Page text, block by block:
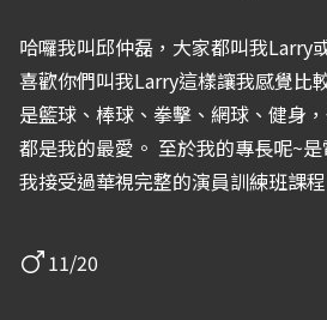
哈囉我叫邱仲磊，大家都叫我Larry
喜歡你們叫我Larry這樣讓我感覺比
是籃球、棒球、拳擊、網球、健身
都是我的最愛。 至於我的專長呢~是
我接受過華視完整的演員訓練班課
年級就開始的夢想，一直到現在、
果您看中我了，願意給我個機會展
11/20